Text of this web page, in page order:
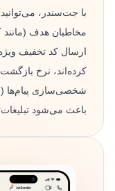
با جت‌سندر،
مخاطبان هدف (مانند
ارسال کد تخفیف
شخصی‌سازی پیام‌ها
باعث می‌شود